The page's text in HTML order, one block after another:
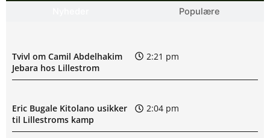
Populære
Tvivl om Camil Abdelhakim
Jebara hos Lillestrom
2:21 pm
Eric Bugale Kitolano usikker
til Lillestroms kamp
2:04 pm